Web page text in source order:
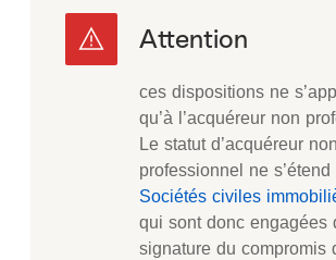
ces dispositions ne
qu’à l’acquéreur non
Le statut d’acquéreur non
professionnel ne
Sociétés civiles
qui sont donc engagées
signature du compromis